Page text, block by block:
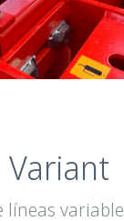
líneas variable